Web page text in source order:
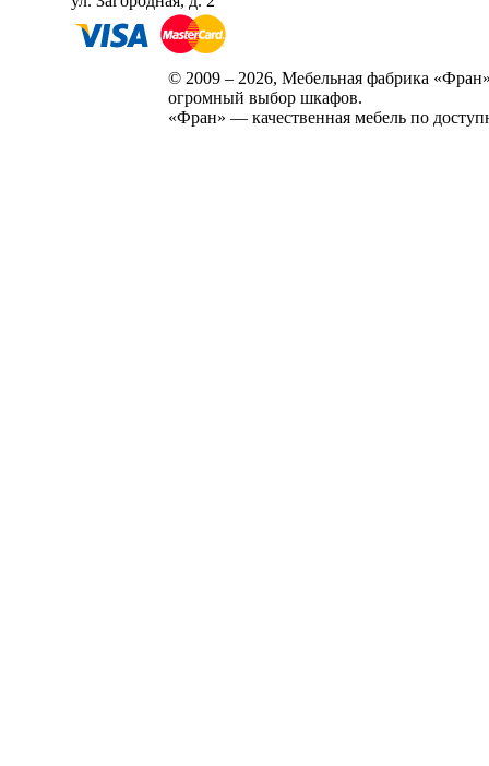
© 2009 – 2026, Мебельная фабрика
огромный выбор шкафов.
«Фран» — качественная мебель по